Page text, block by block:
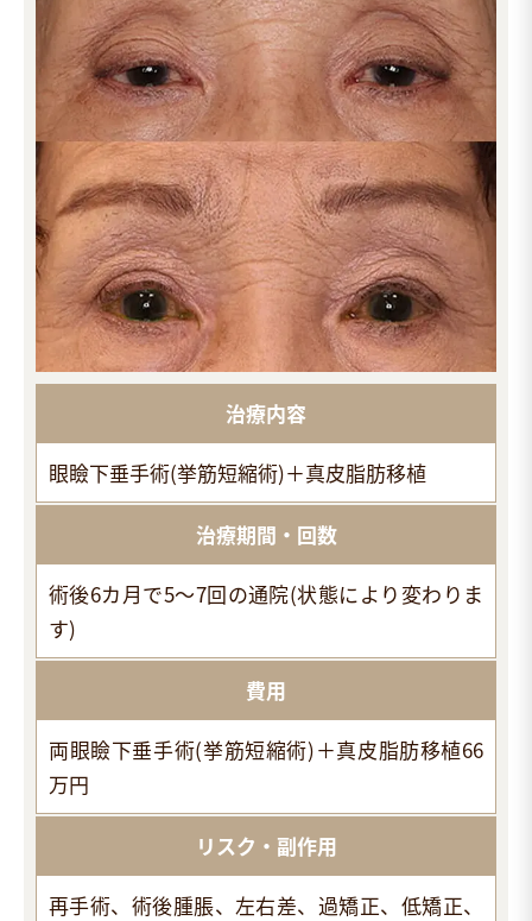
治療内容
眼瞼下垂手術(挙筋短縮術)＋真皮脂肪移植
治療期間・回数
術後6カ月で5～7回の通院(状態により変わりま
す)
費用
両眼瞼下垂手術(挙筋短縮術)＋真皮脂肪移植66
万円
リスク・副作用
再手術、術後腫脹、左右差、過矯正、低矯正、